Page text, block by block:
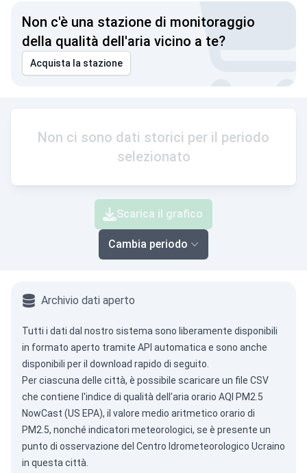
Non c'è una stazione di monitoraggio
della qualità dell'aria vicino a te?
Acquista la stazione
Non ci sono dati storici per il periodo
selezionato
Scarica il grafico
Cambia periodo
Archivio dati aperto
Tutti i dati dal nostro sistema sono liberamente disponibili
in formato aperto tramite API automatica e sono anche
disponibili per il download rapido di seguito.
Per ciascuna delle città, è possibile scaricare un file CSV
che contiene l'indice di qualità dell'aria orario AQI PM2.5
NowCast (US EPA), il valore medio aritmetico orario di
PM2.5, nonché indicatori meteorologici, se è presente un
punto di osservazione del Centro Idrometeorologico Ucraino
in questa città.